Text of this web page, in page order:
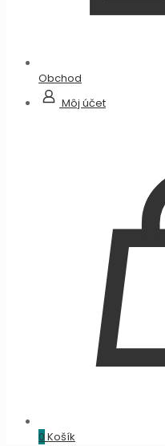
Obchod
Môj účet
0 Košík